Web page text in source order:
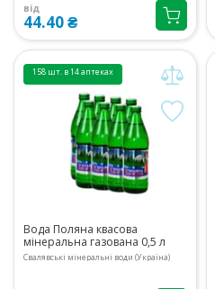
від
44.40 ₴
158 шт. в 14 аптеках
Вода Поляна квасова
мінеральна газована 0,5 л
Свалявські мінеральні води (Україна)